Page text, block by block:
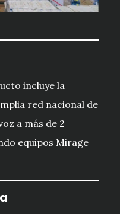
incluye la
red nacional de
a más de 2
equipos Mirage